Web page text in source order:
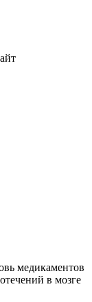
медикаментов
в мозге